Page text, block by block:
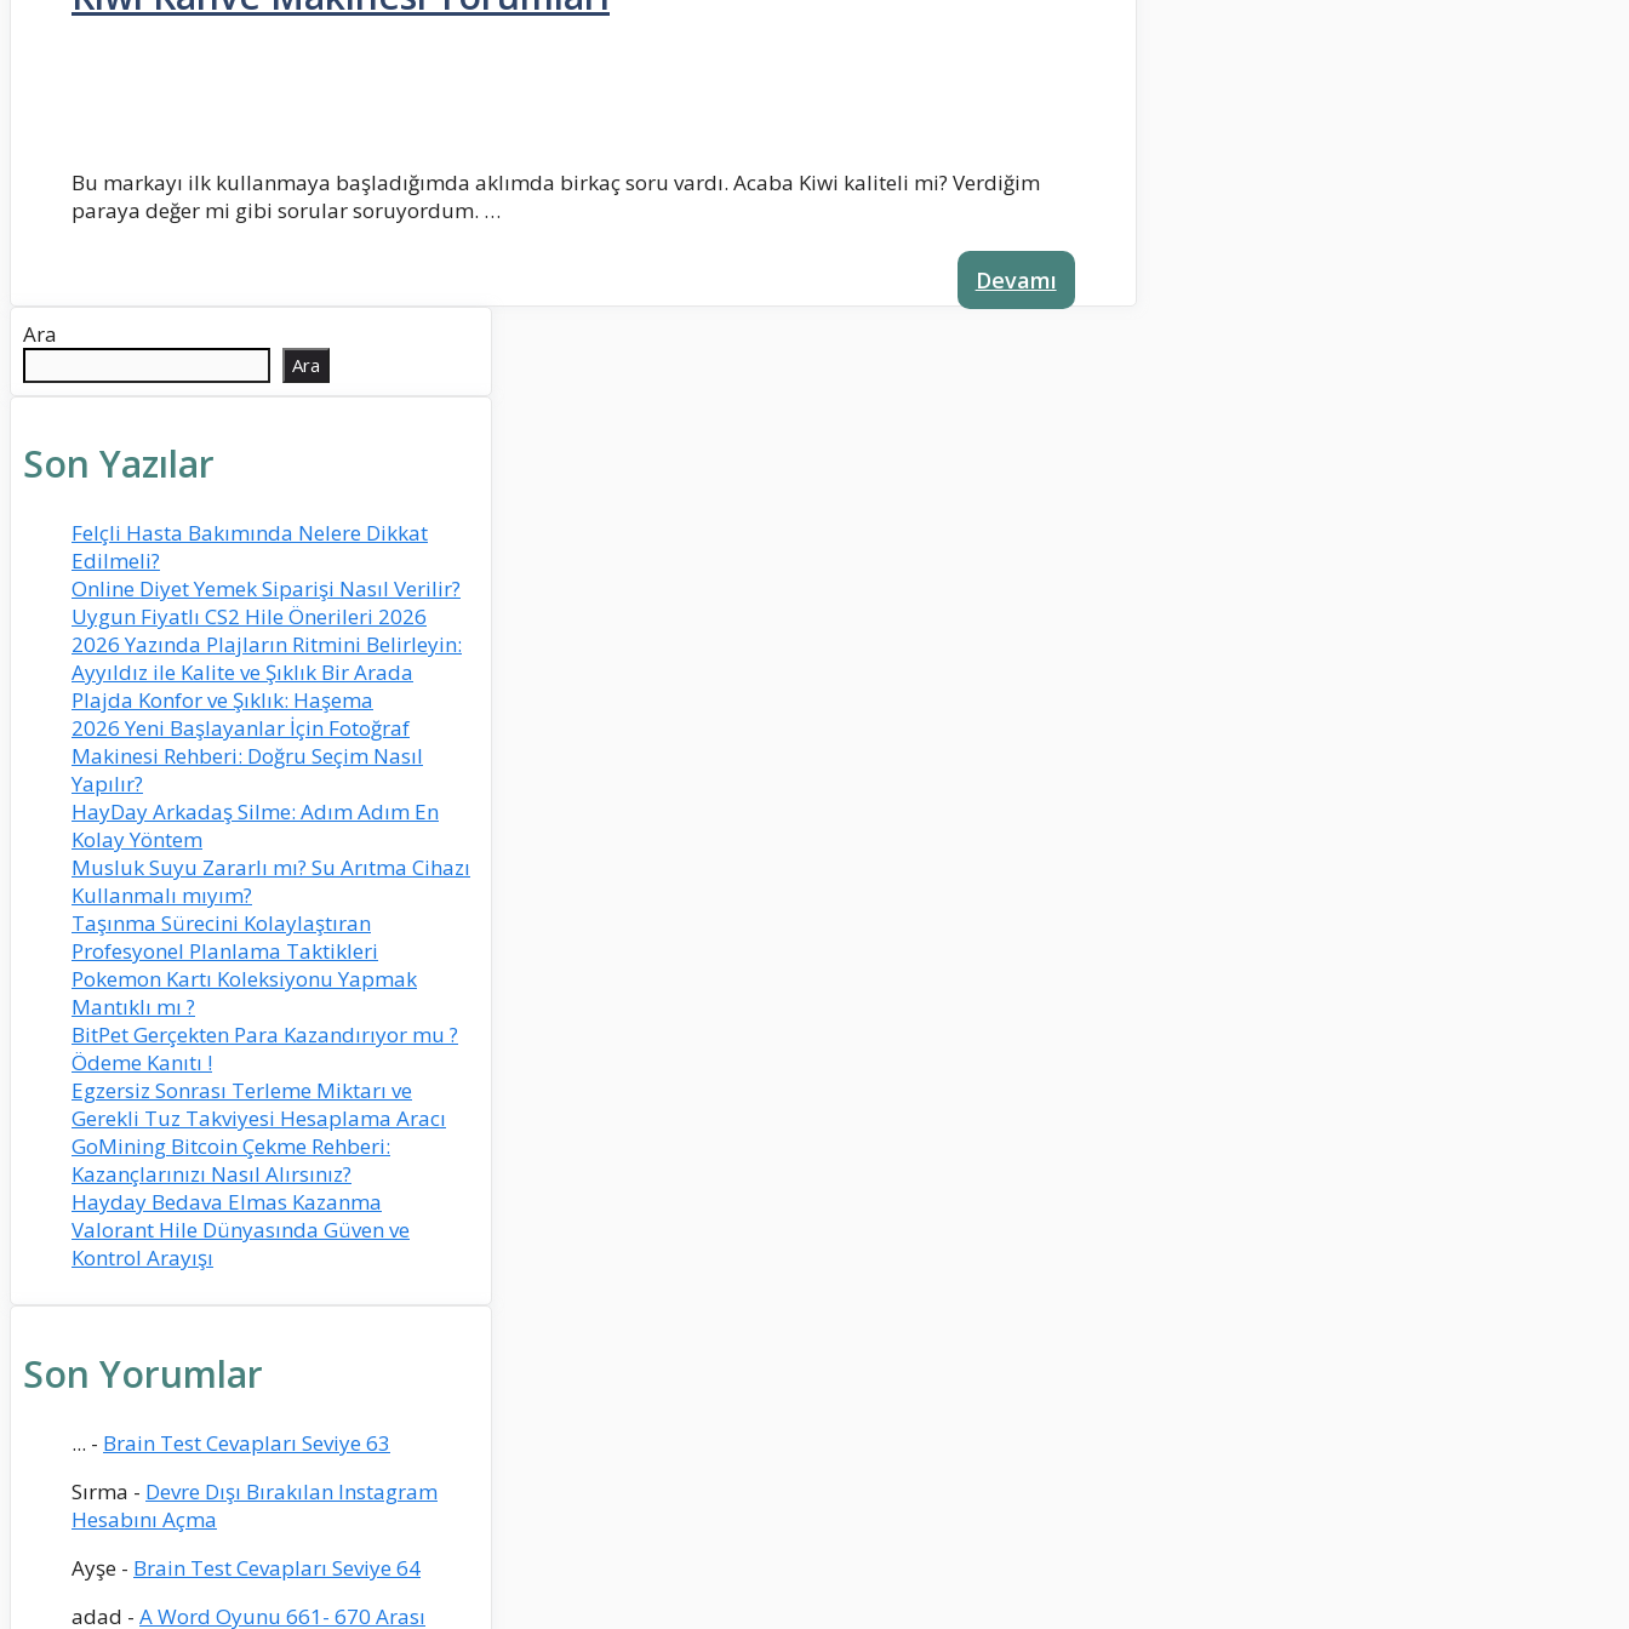
Bu markayı ilk kullanmaya başladığımda aklımda birkaç soru vardı. Acaba Kiwi kaliteli mi? Verdiğim
paraya değer mi gibi sorular soruyordum. …
Devamı
Ara
Ara
Son Yazılar
Felçli Hasta Bakımında Nelere Dikkat
Edilmeli?
Online Diyet Yemek Siparişi Nasıl Verilir?
Uygun Fiyatlı CS2 Hile Önerileri 2026
2026 Yazında Plajların Ritmini Belirleyin:
Ayyıldız ile Kalite ve Şıklık Bir Arada
Plajda Konfor ve Şıklık: Haşema
2026 Yeni Başlayanlar İçin Fotoğraf
Makinesi Rehberi: Doğru Seçim Nasıl
Yapılır?
HayDay Arkadaş Silme: Adım Adım En
Kolay Yöntem
Musluk Suyu Zararlı mı? Su Arıtma Cihazı
Kullanmalı mıyım?
Taşınma Sürecini Kolaylaştıran
Profesyonel Planlama Taktikleri
Pokemon Kartı Koleksiyonu Yapmak
Mantıklı mı ?
BitPet Gerçekten Para Kazandırıyor mu ?
Ödeme Kanıtı !
Egzersiz Sonrası Terleme Miktarı ve
Gerekli Tuz Takviyesi Hesaplama Aracı
GoMining Bitcoin Çekme Rehberi:
Kazançlarınızı Nasıl Alırsınız?
Hayday Bedava Elmas Kazanma
Valorant Hile Dünyasında Güven ve
Kontrol Arayışı
Son Yorumlar
... - Brain Test Cevapları Seviye 63
Sırma - Devre Dışı Bırakılan Instagram
Hesabını Açma
Ayşe - Brain Test Cevapları Seviye 64
adad - A Word Oyunu 661- 670 Arası